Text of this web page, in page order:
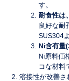
す。
耐食性は
良好な耐
SUS304
Ni含有量
Ni原料価
コな材料
溶接性が改善さ